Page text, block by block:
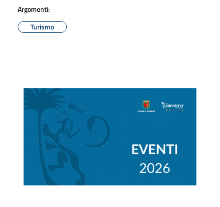
Argomenti:
Turismo